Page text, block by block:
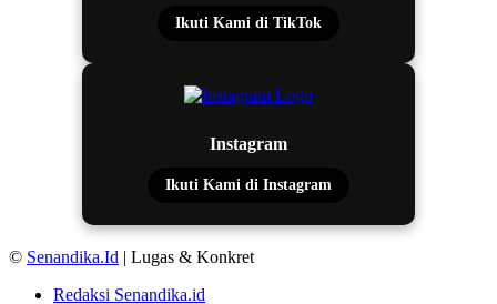
Ikuti Kami di TikTok
Instagram
Ikuti Kami di Instagram
© Senandika.Id | Lugas & Konkret
Redaksi Senandika.id